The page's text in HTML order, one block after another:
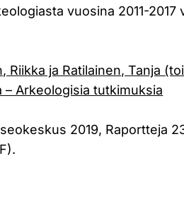
vuosina 2011-2017
Riikka ja Ratilainen, Tanja
– Arkeologisia tutkimuksia
2019, Raportteja